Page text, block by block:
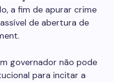
a fim de apurar crime
de abertura de
governador não pode
para incitar a